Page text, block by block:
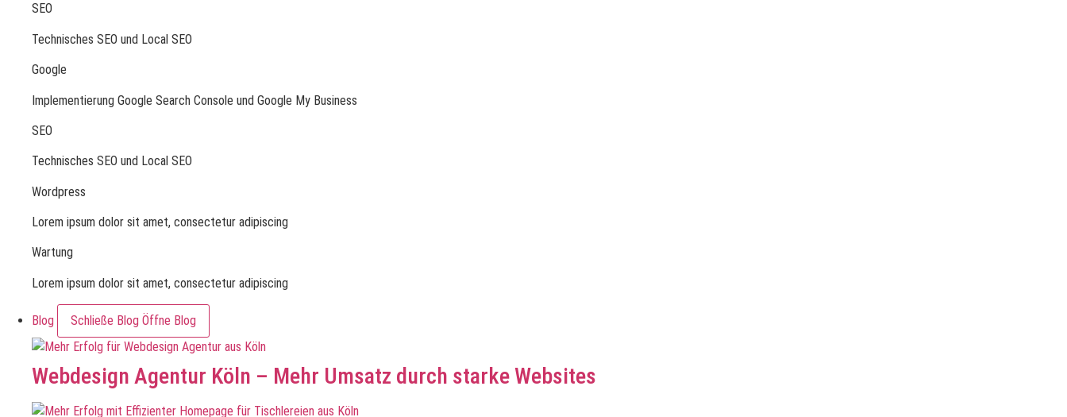
SEO
Technisches SEO und Local SEO
Google
Implementierung Google Search Console und Google My Business
SEO
Technisches SEO und Local SEO
Wordpress
Lorem ipsum dolor sit amet, consectetur adipiscing
Wartung
Lorem ipsum dolor sit amet, consectetur adipiscing
Blog Schließe Blog Öffne Blog
Webdesign Agentur Köln – Mehr Umsatz durch starke Websites